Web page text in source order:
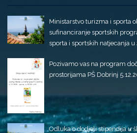
Ministarstvo turizma i sporta
sufinanciranje sportskih
sporta i sportskih natjecanja
Pozivamo vas na program
prostorijama PŠ Dobrinj
Odluka o dodjeli stipendija u